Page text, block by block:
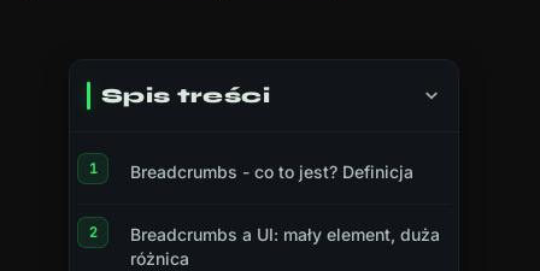
Spis treści
Breadcrumbs - co to jest? Definicja
Breadcrumbs a UI: mały element, duża
różnica